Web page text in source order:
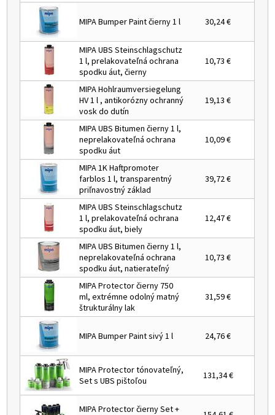
MIPA Bumper Paint čierny 1 l 30,24 €
MIPA UBS Steinschlagschutz
1 l, prelakovateľná ochrana
spodku áut, čierny
10,73 €
MIPA Hohlraumversiegelung
HV 1 l , antikorózny ochranný
vosk do dutín
19,13 €
MIPA UBS Bitumen čierny 1 l,
neprelakovateľná ochrana
spodku áut
10,09 €
MIPA 1K Haftpromoter
farblos 1 l, transparentný
priľnavostný základ
39,72 €
MIPA UBS Steinschlagschutz
1 l, prelakovateľná ochrana
spodku áut, biely
12,47 €
MIPA UBS Bitumen čierny 1 l,
neprelakovateľná ochrana
spodku áut, natierateľný
10,73 €
MIPA Protector čierny 750
ml, extrémne odolný matný
štrukturálny lak
31,59 €
MIPA Bumper Paint sivý 1 l 24,76 €
MIPA Protector tónovateľný,
Set s UBS pištoľou
131,34 €
MIPA Protector čierny Set +